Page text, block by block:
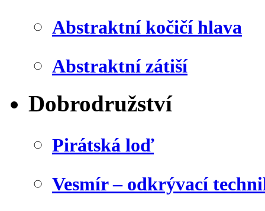
Abstraktní kočičí hlava
Abstraktní zátiší
Dobrodružství
Pirátská loď
Vesmír – odkrývací